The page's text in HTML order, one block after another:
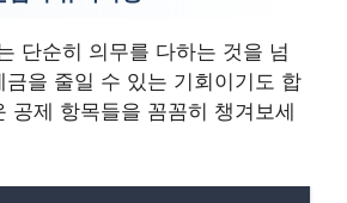
단순히 의무를 다하는 것을 넘
금을 줄일 수 있는 기회이기도 합
공제 항목들을 꼼꼼히 챙겨보세